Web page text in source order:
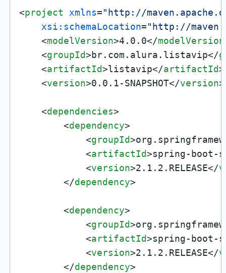
<project xmlns="http://
xsi:schemaLocation="http://
<modelVersion>4.0.0</modelVersion
<groupId>br.com.alura.listavip</
<artifactId>listavip</artifactId>
<version>0.0.1-SNAPSHOT</version>
<dependencies>
<dependency>
<groupId>
<artifactId>spring-boot-
<version>2.1.2.RELEASE</
</dependency>
<dependency>
<groupId>
<artifactId>spring-boot-
<version>2.1.2.RELEASE</
</dependency>